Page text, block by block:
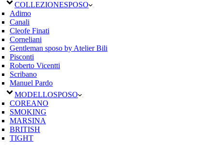
COLLEZIONESPOSO
Adimo
Canali
Cleofe Finati
Corneliani
Gentleman sposo by Atelier Bili
Pisconti
Roberto Vicentti
Scribano
Manuel Pardo
MODELLOSPOSO
COREANO
SMOKING
MARSINA
BRITISH
TIGHT